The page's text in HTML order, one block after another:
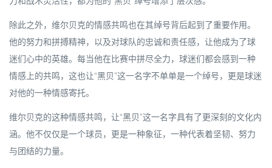
除此之外，维尔贝克的情感共鸣也在其绰号背后起到了重要作用。
他的努力和拼搏精神，以及对球队的忠诚和责任感，让他成为了球
迷们心中的英雄。每当他在比赛中拼尽全力，球迷们都会感到一种
情感上的共鸣，这也让“黑贝”这一名字不单单是一个绰号，更是球迷
对他的一种情感寄托。
维尔贝克的这种情感共鸣，让“黑贝”这一名字具有了更深刻的文化内
涵。他不仅仅是一个球员，更是一种象征，一种代表着坚韧、努力
与团结的力量。